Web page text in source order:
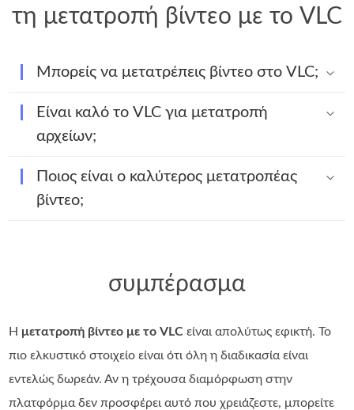
τη μετατροπή βίντεο με το VLC
Μπορείς να μετατρέπεις βίντεο στο VLC;
Είναι καλό το VLC για μετατροπή
αρχείων;
Ποιος είναι ο καλύτερος μετατροπέας
βίντεο;
συμπέρασμα
Η μετατροπή βίντεο με το VLC είναι απολύτως εφικτή. Το
πιο ελκυστικό στοιχείο είναι ότι όλη η διαδικασία είναι
εντελώς δωρεάν. Αν η τρέχουσα διαμόρφωση στην
πλατφόρμα δεν προσφέρει αυτό που χρειάζεστε, μπορείτε